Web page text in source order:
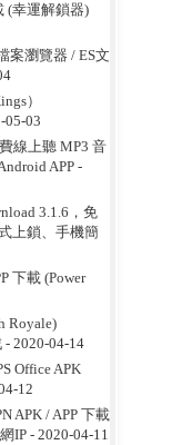
(幸運解鎖器)
案瀏覽器 / ES文
）
05-03
線上聽 MP3 音
APP-
3.1.6，免
上鎖、手機簡
下載 (Power
Royale)
- 2020-04-14
Office APK
12
APK / APP 下載
IP- 2020-04-11